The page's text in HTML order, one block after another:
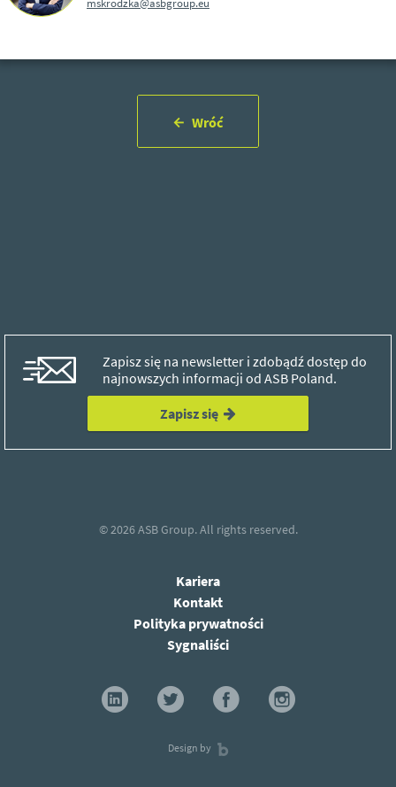
Wróć
Zapisz się na newsletter i zdobądź dostęp do
najnowszych informacji od ASB Poland.
Zapisz się
© 2026ASB Group.All rights reserved.
Kariera
Kontakt
Polityka prywatności
Sygnaliści
Design by